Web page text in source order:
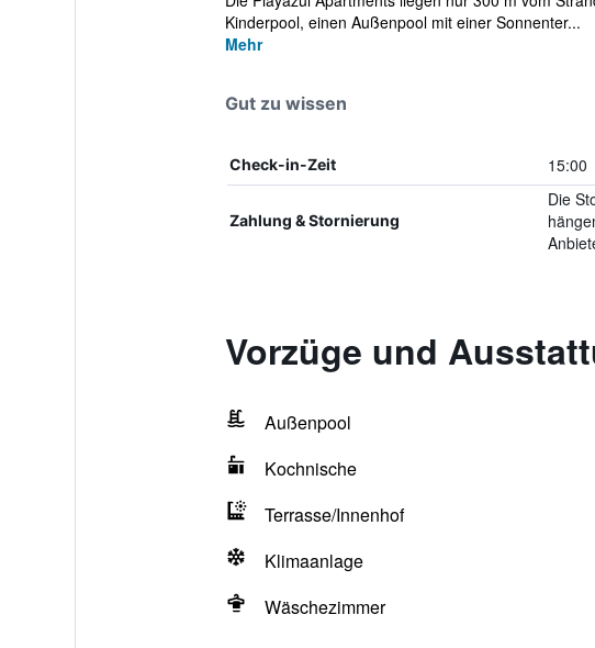
Kinderpool, einen Außenpool mit einer Sonnenter...
Mehr
Gut zu wissen
Check-in-Zeit 15:00
Zahlung & Stornierung
Die
Vorzüge und
Außenpool
Kochnische
Terrasse/Innenhof
Klimaanlage
Wäschezimmer